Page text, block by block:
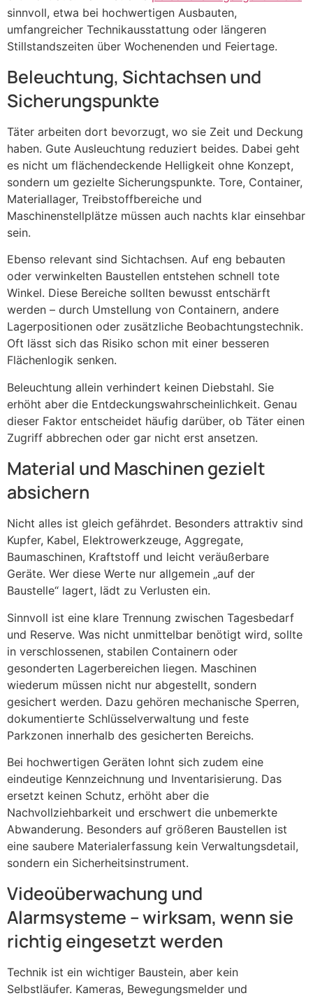
sinnvoll, etwa bei hochwertigen Ausbauten,
umfangreicher Technikausstattung oder längeren
Stillstandszeiten über Wochenenden und Feiertage.
Beleuchtung, Sichtachsen und
Sicherungspunkte
Täter arbeiten dort bevorzugt, wo sie Zeit und Deckung
haben. Gute Ausleuchtung reduziert beides. Dabei geht
es nicht um flächendeckende Helligkeit ohne Konzept,
sondern um gezielte Sicherungspunkte. Tore, Container,
Materiallager, Treibstoffbereiche und
Maschinenstellplätze müssen auch nachts klar einsehbar
sein.
Ebenso relevant sind Sichtachsen. Auf eng bebauten
oder verwinkelten Baustellen entstehen schnell tote
Winkel. Diese Bereiche sollten bewusst entschärft
werden – durch Umstellung von Containern, andere
Lagerpositionen oder zusätzliche Beobachtungstechnik.
Oft lässt sich das Risiko schon mit einer besseren
Flächenlogik senken.
Beleuchtung allein verhindert keinen Diebstahl. Sie
erhöht aber die Entdeckungswahrscheinlichkeit. Genau
dieser Faktor entscheidet häufig darüber, ob Täter einen
Zugriff abbrechen oder gar nicht erst ansetzen.
Material und Maschinen gezielt
absichern
Nicht alles ist gleich gefährdet. Besonders attraktiv sind
Kupfer, Kabel, Elektrowerkzeuge, Aggregate,
Baumaschinen, Kraftstoff und leicht veräußerbare
Geräte. Wer diese Werte nur allgemein „auf der
Baustelle“ lagert, lädt zu Verlusten ein.
Sinnvoll ist eine klare Trennung zwischen Tagesbedarf
und Reserve. Was nicht unmittelbar benötigt wird, sollte
in verschlossenen, stabilen Containern oder
gesonderten Lagerbereichen liegen. Maschinen
wiederum müssen nicht nur abgestellt, sondern
gesichert werden. Dazu gehören mechanische Sperren,
dokumentierte Schlüsselverwaltung und feste
Parkzonen innerhalb des gesicherten Bereichs.
Bei hochwertigen Geräten lohnt sich zudem eine
eindeutige Kennzeichnung und Inventarisierung. Das
ersetzt keinen Schutz, erhöht aber die
Nachvollziehbarkeit und erschwert die unbemerkte
Abwanderung. Besonders auf größeren Baustellen ist
eine saubere Materialerfassung kein Verwaltungsdetail,
sondern ein Sicherheitsinstrument.
Videoüberwachung und
Alarmsysteme – wirksam, wenn sie
richtig eingesetzt werden
Technik ist ein wichtiger Baustein, aber kein
Selbstläufer. Kameras, Bewegungsmelder und